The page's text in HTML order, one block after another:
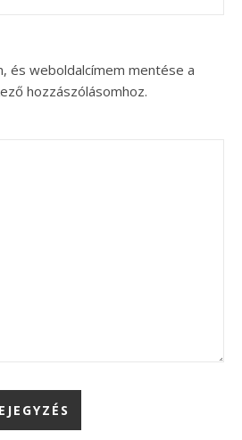
és weboldalcímem mentése a
hozzászólásomhoz.